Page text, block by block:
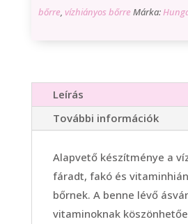
bőrre, vízhiányos bőrre Márka:
Leírás
További információk
Alapvető készítménye a
fáradt, fakó és
bőrnek. A benne lévő
vitaminoknak